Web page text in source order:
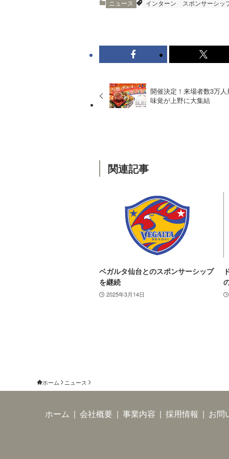
ニュース インターン スポンサーシッ
開催決定！来場者数3万
味覚が上野に大集結
関連記事
ベガルタ仙台とのスポンサーシップ
を継続
2025年3月14日
ホーム ニュース
ホーム | 会社概要 | 事業内容 | 採用情報 | お問